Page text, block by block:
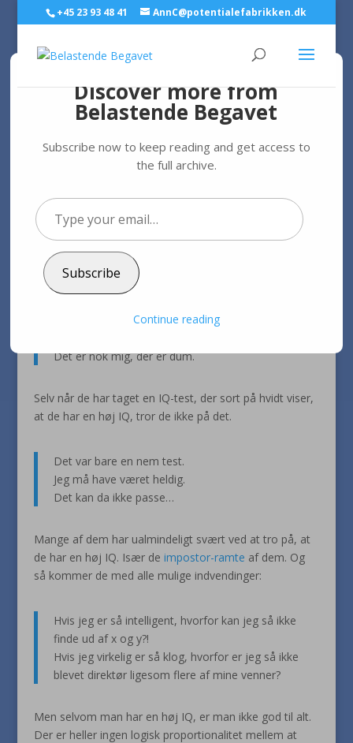
+45 23 93 48 41 AnnC@potentialefabrikken.dk
Ubevidst begavet: Derfor
føler du dig dum
3. dec 2020|Intelligent
Begavede føler sig ofte dumme
I alle de år, jeg har arbejdet med at udvikle potentialet
hos de 10 % bedst begavede, har jeg igen og igen hørt
Det er nok mig, der er dum.
Selv når de har taget en IQ-test, der sort på hvidt viser,
at de har en høj IQ, tror de ikke på det.
Det var bare en nem test.
Jeg må have været heldig.
Det kan da ikke passe…
Mange af dem har ualmindeligt svært ved at tro på, at
de har en høj IQ. Især de impostor-ramte af dem. Og
så kommer de med alle mulige indvendinger:
Hvis jeg er så intelligent, hvorfor kan jeg så ikke
finde ud af x og y?!
Hvis jeg virkelig er så klog, hvorfor er jeg så ikke
blevet direktør ligesom flere af mine venner?
Men selvom man har en høj IQ, er man ikke god til alt.
Der er heller ingen logisk proportionalitet mellem at
Discover more from
Belastende Begavet
Subscribe now to keep reading and get access to
the full archive.
Type
your
email…
Subscribe
Continue reading